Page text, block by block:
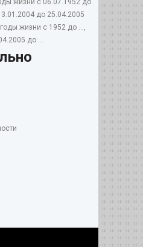
жизни с 06.07.1952 до
до 25.04.2005
жизни с 1952 до ...,
до ...